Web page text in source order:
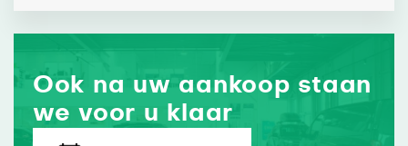
Ook na uw aankoop staan
we voor u klaar